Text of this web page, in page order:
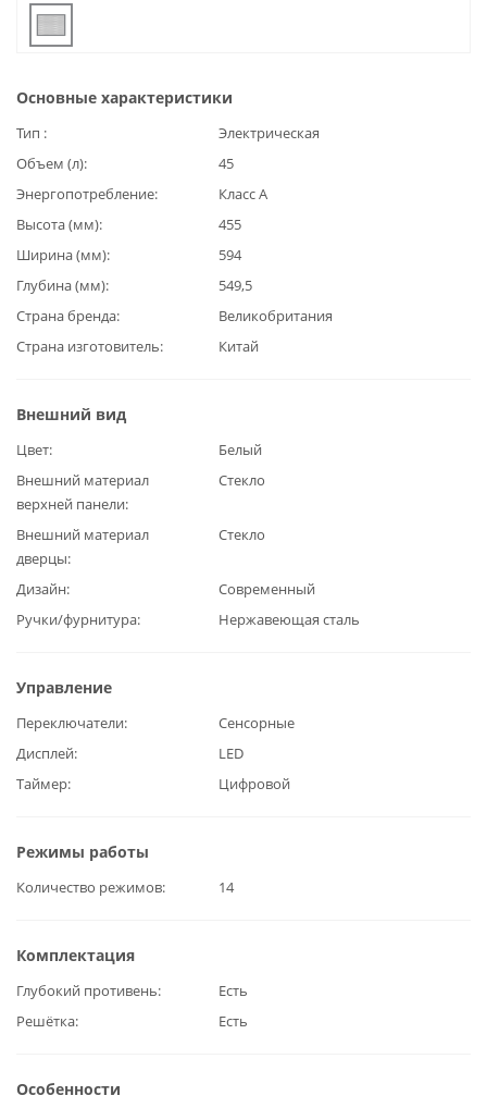
Основные характеристики
Тип
Электрическая
Объем (л)
45
Энергопотребление
Класс А
Высота (мм)
455
Ширина (мм)
594
Глубина (мм)
549,5
Страна бренда
Великобритания
Страна изготовитель
Китай
Внешний вид
Цвет
Белый
Внешний материал
верхней панели
Стекло
Внешний материал
дверцы
Стекло
Дизайн
Современный
Ручки/фурнитура
Нержавеющая сталь
Управление
Переключатели
Сенсорные
Дисплей
LED
Таймер
Цифровой
Режимы работы
Количество режимов 14
Комплектация
Глубокий противень
Есть
Решётка
Есть
Особенности